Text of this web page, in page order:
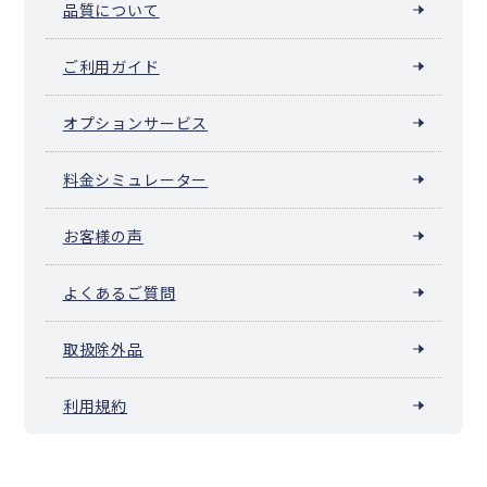
品質について
ご利用ガイド
オプションサービス
料金シミュレーター
お客様の声
よくあるご質問
取扱除外品
利用規約